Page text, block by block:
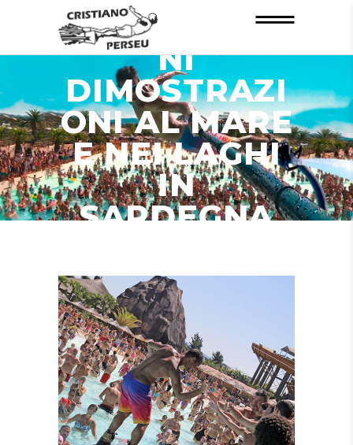
INFORMAZIO
NI
DIMOSTRAZI
ONI AL MARE
E NEI LAGHI
IN
SARDEGNA
FLYBOARD
TANDEM